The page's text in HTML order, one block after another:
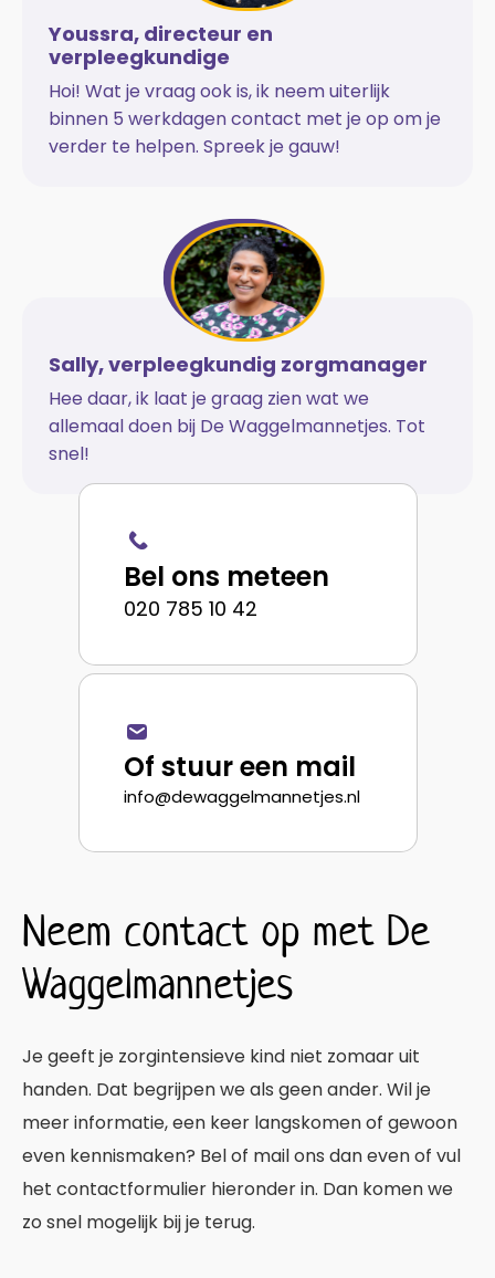
Neem contact op met De
Waggelmannetjes
Je geeft je zorgintensieve kind niet zomaar uit
handen. Dat begrijpen we als geen ander. Wil je
meer informatie, een keer langskomen of gewoon
even kennismaken? Bel of mail ons dan even of vul
het contactformulier hieronder in. Dan komen we
zo snel mogelijk bij je terug.
Youssra, directeur en
verpleegkundige
Hoi! Wat je vraag ook is, ik neem uiterlijk
binnen 5 werkdagen contact met je op om je
verder te helpen. Spreek je gauw!
Sally, verpleegkundig zorgmanager
Hee daar, ik laat je graag zien wat we
allemaal doen bij De Waggelmannetjes. Tot
snel!
Bel ons meteen
020 785 10 42
Of stuur een mail
info@dewaggelmannetjes.nl